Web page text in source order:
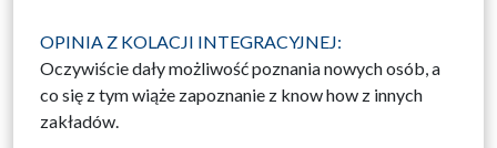
OPINIA Z KOLACJI INTEGRACYJNEJ:
Oczywiście dały możliwość poznania nowych osób, a
co się z tym wiąże zapoznanie z know how z innych
zakładów.